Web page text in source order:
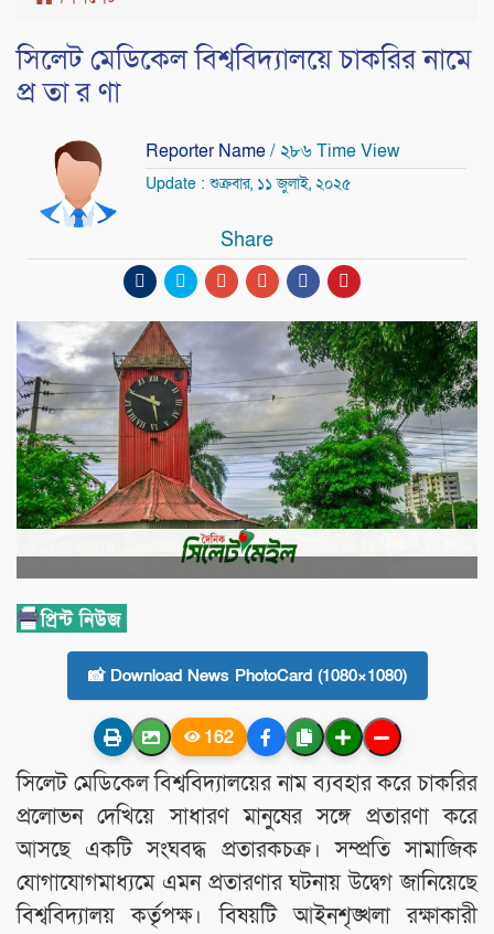
সিলেট মেডিকেল বিশ্ববিদ্যালয়ে চাকরির নামে
প্র তা র ণা
Reporter Name/ ২৮৬ Time View
Update : শুক্রবার, ১১ জুলাই, ২০২৫
Share
📸 Download News PhotoCard (1080×1080)
162
সিলেট মেডিকেল বিশ্ববিদ্যালয়ের নাম ব্যবহার করে চাকরির
প্রলোভন দেখিয়ে সাধারণ মানুষের সঙ্গে প্রতারণা করে
আসছে একটি সংঘবদ্ধ প্রতারকচক্র। সম্প্রতি সামাজিক
যোগাযোগমাধ্যমে এমন প্রতারণার ঘটনায় উদ্বেগ জানিয়েছে
বিশ্ববিদ্যালয় কর্তৃপক্ষ। বিষয়টি আইনশৃঙ্খলা রক্ষাকারী